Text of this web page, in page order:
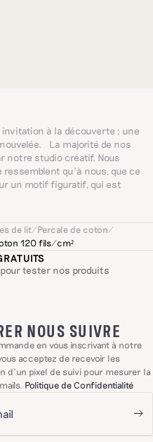
à la découverte ; une
La majorité de nos
notre studio créatif. Nous
qu’à nous, que ce
un motif figuratif, qui est
de lit/Percale de coton/
120 fils/cm²
tester nos produits
NOUS SUIVRE
en vous inscrivant à notre
acceptez de recevoir les
d'un pixel de suivi pour mesurer la
Politique de Confidentialité